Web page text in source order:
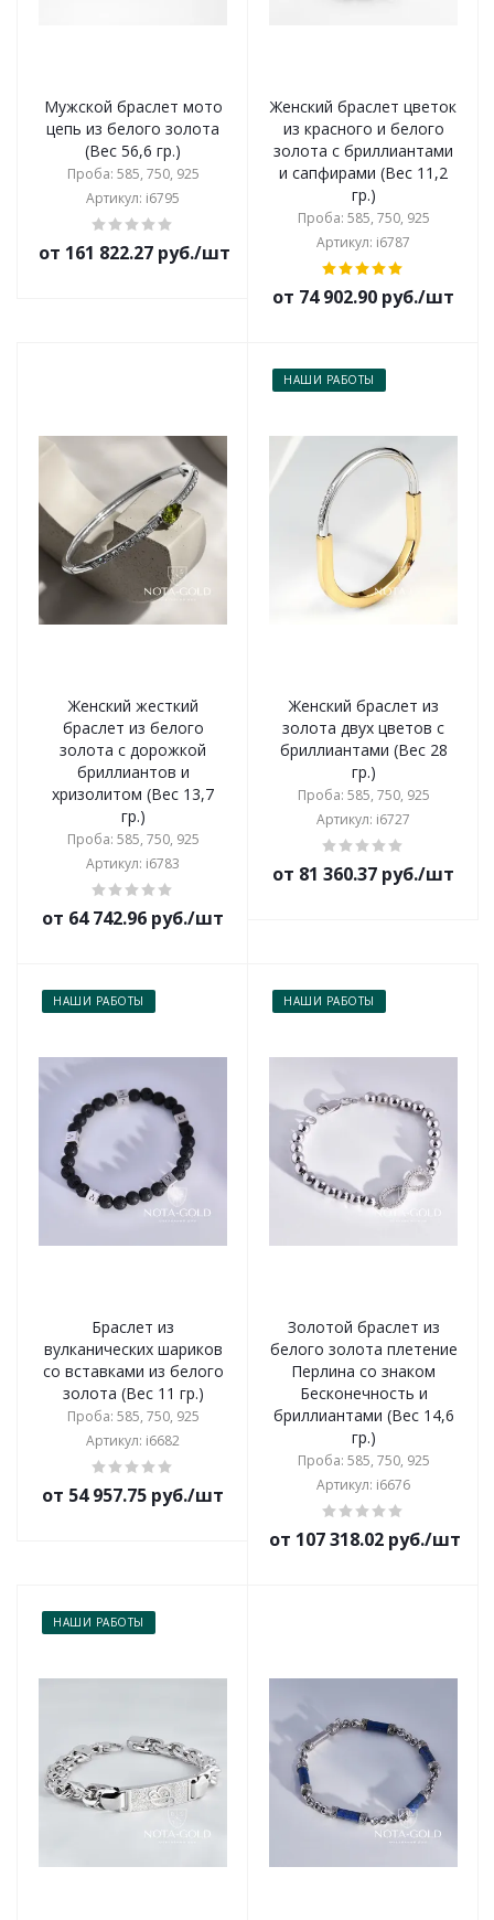
Мужской браслет мото
цепь из белого золота
(Вес 56,6 гр.)
Проба: 585, 750, 925
Артикул: i6795
от 161 822.27 руб./шт
Женский браслет цветок
из красного и белого
золота с бриллиантами
и сапфирами (Вес 11,2
гр.)
Проба: 585, 750, 925
Артикул: i6787
от 74 902.90 руб./шт
Женский жесткий
браслет из белого
золота с дорожкой
бриллиантов и
хризолитом (Вес 13,7
гр.)
Проба: 585, 750, 925
Артикул: i6783
от 64 742.96 руб./шт
НАШИ РАБОТЫ
Женский браслет из
золота двух цветов с
бриллиантами (Вес 28
гр.)
Проба: 585, 750, 925
Артикул: i6727
от 81 360.37 руб./шт
НАШИ РАБОТЫ
Браслет из
вулканических шариков
со вставками из белого
золота (Вес 11 гр.)
Проба: 585, 750, 925
Артикул: i6682
от 54 957.75 руб./шт
НАШИ РАБОТЫ
Золотой браслет из
белого золота плетение
Перлина со знаком
Бесконечность и
бриллиантами (Вес 14,6
гр.)
Проба: 585, 750, 925
Артикул: i6676
от 107 318.02 руб./шт
НАШИ РАБОТЫ